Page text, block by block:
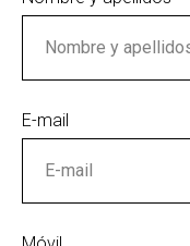
E-mail